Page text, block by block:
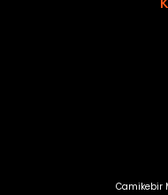
Camikebir